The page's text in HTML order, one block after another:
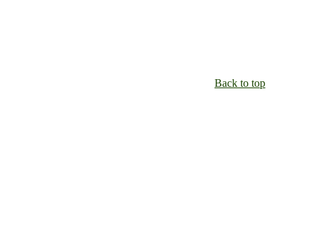
Back to top